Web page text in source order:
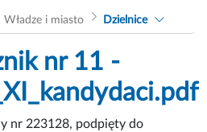
Władze i miasto Dzielnice
nr 11 -
nr 223128, podpięty do